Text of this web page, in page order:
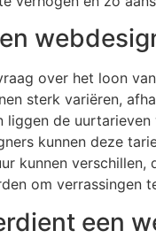
over het loon
sterk variëren,
liggen de
kunnen deze
kunnen
om verrassingen
een